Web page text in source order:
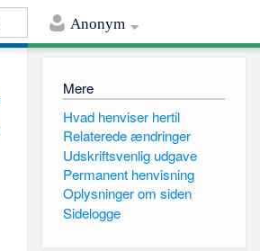
Anonym
Mere
Hvad henviser hertil
Relaterede ændringer
Udskriftsvenlig udgave
Permanent henvisning
Oplysninger om siden
Sidelogge